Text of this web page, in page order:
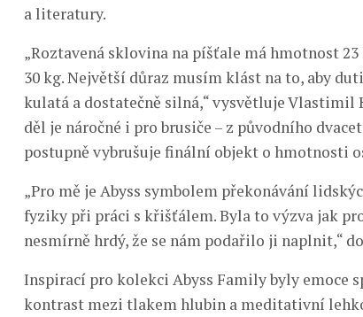
a literatury.
„Roztavená sklovina na píšťale má hmotnost 23
30 kg. Největší důraz musím klást na to, aby
kulatá a dostatečně silná,“ vysvětluje Vlastimil
děl je náročné i pro brusiče – z původního
postupně vybrušuje finální objekt o hmotnosti
„Pro mě je Abyss symbolem překonávání
fyziky při práci s křišťálem. Byla to výzva jak pro
nesmírně hrdý, že se nám podařilo ji naplnit,“
Inspirací pro kolekci Abyss Family byly emoce
kontrast mezi tlakem hlubin a meditativní